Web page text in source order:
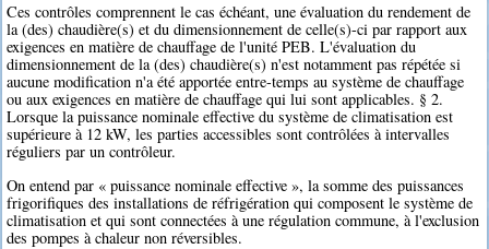
Ces contrôles comprennent le cas échéant, une évaluation du rendement de
la (des) chaudière(s) et du dimensionnement de celle(s)-ci par rapport aux
exigences en matière de chauffage de l'unité PEB. L'évaluation du
dimensionnement de la (des) chaudière(s) n'est notamment pas répétée si
aucune modification n'a été apportée entre-temps au système de chauffage
ou aux exigences en matière de chauffage qui lui sont applicables. § 2.
Lorsque la puissance nominale effective du système de climatisation est
supérieure à 12 kW, les parties accessibles sont contrôlées à intervalles
réguliers par un contrôleur.
On entend par « puissance nominale effective », la somme des puissances
frigorifiques des installations de réfrigération qui composent le système de
climatisation et qui sont connectées à une régulation commune, à l'exclusion
des pompes à chaleur non réversibles.